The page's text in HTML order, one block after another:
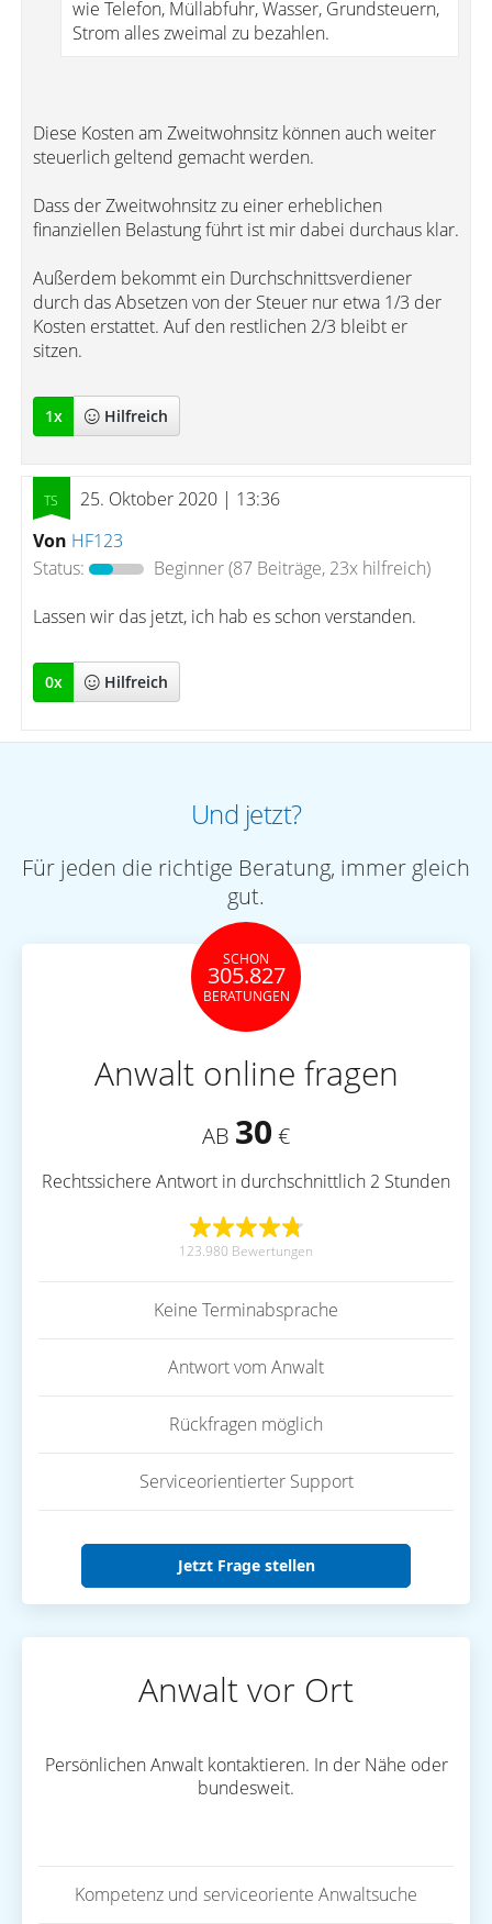
wie Telefon, Müllabfuhr, Wasser, Grundsteuern,
Strom alles zweimal zu bezahlen.
Diese Kosten am Zweitwohnsitz können auch weiter
steuerlich geltend gemacht werden.
Dass der Zweitwohnsitz zu einer erheblichen
finanziellen Belastung führt ist mir dabei durchaus klar.
Außerdem bekommt ein Durchschnittsverdiener
durch das Absetzen von der Steuer nur etwa 1/3 der
Kosten erstattet. Auf den restlichen 2/3 bleibt er
sitzen.
1x Hilfreich
25. Oktober 2020 | 13:36
Von HF123
Status:
Beginner(87 Beiträge, 23x hilfreich)
Lassen wir das jetzt, ich hab es schon verstanden.
0x Hilfreich
Und jetzt?
Für jeden die richtige Beratung, immer gleich
gut.
SCHON
305.827
BERATUNGEN
Anwalt online fragen
AB 30 €
Rechtssichere Antwort in durchschnittlich 2 Stunden
123.980 Bewertungen
Keine Terminabsprache
Antwort vom Anwalt
Rückfragen möglich
Serviceorientierter Support
Jetzt Frage stellen
Anwalt vor Ort
Persönlichen Anwalt kontaktieren. In der Nähe oder
bundesweit.
Kompetenz und serviceoriente Anwaltsuche